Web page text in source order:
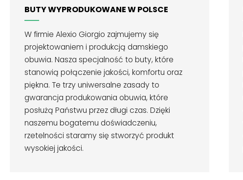
BUTY WYPRODUKOWANE W POLSCE
W firmie Alexio Giorgio zajmujemy się
projektowaniem i produkcją damskiego
obuwia. Nasza specjalność to buty, które
stanowią połączenie jakości, komfortu oraz
piękna. Te trzy uniwersalne zasady to
gwarancja produkowania obuwia, które
posłużą Państwu przez długi czas. Dzięki
naszemu bogatemu doświadczeniu,
rzetelności staramy się stworzyć produkt
wysokiej jakości.